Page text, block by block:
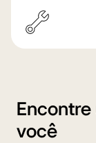
você